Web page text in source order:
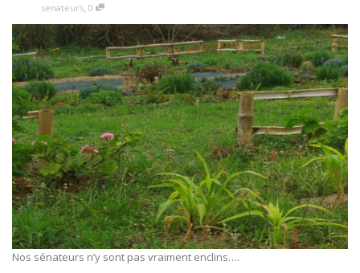
senateurs, 0
Nos sénateurs n’y sont pas vraiment enclins….